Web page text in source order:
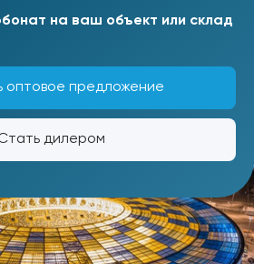
на ваш объект или склад
оптовое предложение
дилером